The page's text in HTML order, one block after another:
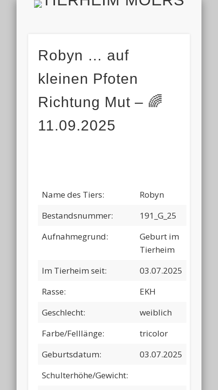
HOME
AKTUELL
ALLE TIERE
HELFEN
TIERHEIM & VEREIN
VIELEN DANK!
IMPRESSUM & DATENSCHUTZ
FINDEFIX
Robyn … auf
kleinen Pfoten
Richtung Mut – 🌈
11.09.2025
Name des Tiers:
Robyn
Bestandsnummer:
191_G_25
Aufnahmegrund:
Geburt im
Tierheim
Im Tierheim seit:
03.07.2025
Rasse:
EKH
Geschlecht:
weiblich
Farbe/Felllänge:
tricolor
Geburtsdatum:
03.07.2025
Schulterhöhe/Gewicht: